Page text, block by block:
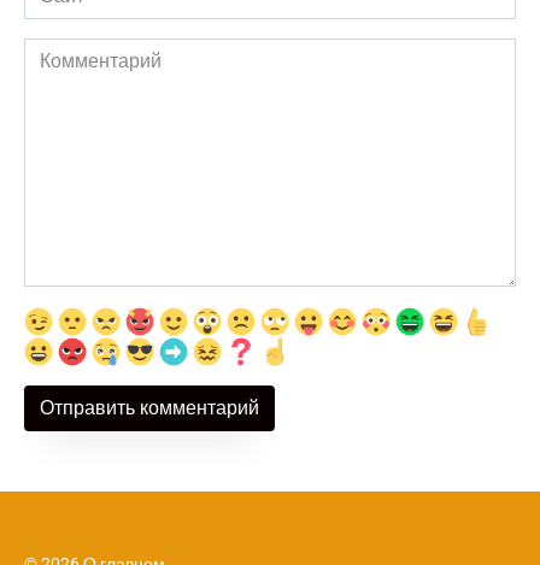
Комментарий